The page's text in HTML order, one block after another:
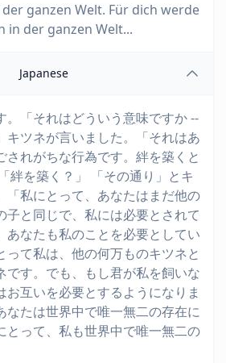
ganzen Welt. Für dich werde
in der ganzen Welt...
Japanese
。「それはどういう意味ですか --
キツネが言いました。「それはあ
されがちな行為です。絆を築くと
絆を築く？」 「その通り」とキ
「私にとって、あなたはまだ他の
子と同じで、私には必要とされて
あなたも私のことを必要としてい
って私は、他の何万ものキツネと
です。でも、もし君が私を飼いな
お互いを必要とするようになりま
なたは世界中で唯一無二の存在に
とって、私も世界中で唯一無二の